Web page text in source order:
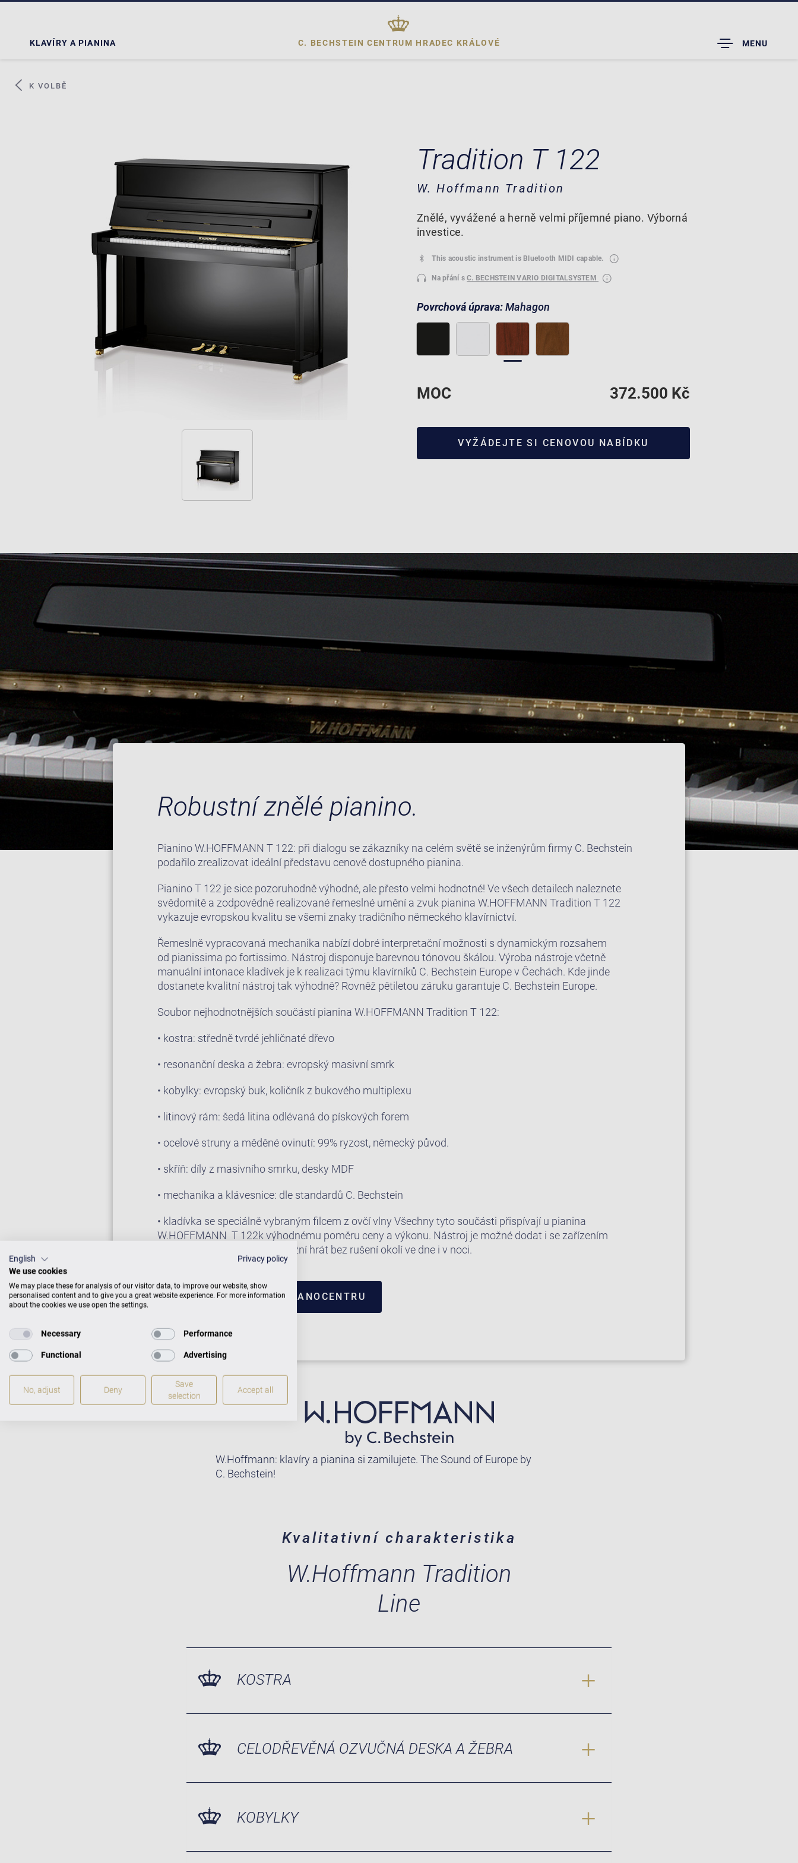
KLAVÍRY A PIANINA C. BECHSTEIN CENTRUM HRADEC KRÁLOVÉ
TOGGLE
DROPDOWN
MENU
K VOLBĚ
Tradition T 122
W. Hoffmann Tradition
Znělé, vyvážené a herně velmi příjemné piano. Výborná
investice.
This acoustic instrument is Bluetooth MIDI capable.
Na přání sC. BECHSTEIN VARIO DIGITALSYSTEM
Povrchová úprava:Mahagon
MOC 372.500 Kč
VYŽÁDEJTE SI CENOVOU NABÍDKU
Robustní znělé pianino.
Pianino W.HOFFMANN T 122: při dialogu se zákazníky na celém světě se inženýrům firmy C. Bechstein
podařilo zrealizovat ideální představu cenově dostupného pianina.
Pianino T 122 je sice pozoruhodně výhodné, ale přesto velmi hodnotné! Ve všech detailech naleznete
svědomitě a zodpovědně realizované řemeslné umění a zvuk pianina W.HOFFMANN Tradition T 122
vykazuje evropskou kvalitu se všemi znaky tradičního německého klavírnictví.
Řemeslně vypracovaná mechanika nabízí dobré interpretační možnosti s dynamickým rozsahem
od pianissima po fortissimo. Nástroj disponuje barevnou tónovou škálou. Výroba nástroje včetně
manuální intonace kladívek je k realizaci týmu klavírníků C. Bechstein Europe v Čechách. Kde jinde
dostanete kvalitní nástroj tak výhodně? Rovněž pětiletou záruku garantuje C. Bechstein Europe.
Soubor nejhodnotnějších součástí pianina W.HOFFMANN Tradition T 122:
• kostra: středně tvrdé jehličnaté dřevo
• resonanční deska a žebra: evropský masivní smrk
• kobylky: evropský buk, količník z bukového multiplexu
• litinový rám: šedá litina odlévaná do pískových forem
• ocelové struny a měděné ovinutí: 99% ryzost, německý původ.
• skříň: díly z masivního smrku, desky MDF
• mechanika a klávesnice: dle standardů C. Bechstein
• kladívka se speciálně vybraným filcem z ovčí vlny Všechny tyto součásti přispívají u pianina
W.HOFFMANN T 122k výhodnému poměru ceny a výkonu. Nástroj je možné dodat i se zařízením
Vario Systém které Vám umožní hrát bez rušení okolí ve dne i v noci.
PROHLÉDNOUT SI V PIANOCENTRU
W.Hoffmann: klavíry a pianina si zamilujete. The Sound of Europe by
C. Bechstein!
Kvalitativní charakteristika
W.Hoffmann Tradition
Line
KOSTRA
CELODŘEVĚNÁ OZVUČNÁ DESKA A ŽEBRA
KOBYLKY
English
Privacy policy
We use cookies
We may place these for analysis of our visitor data, to improve our website, show
personalised content and to give you a great website experience. For more information
about the cookies we use open the settings.
Necessary Performance
Functional Advertising
No, adjust Deny
Save
selection
Accept all